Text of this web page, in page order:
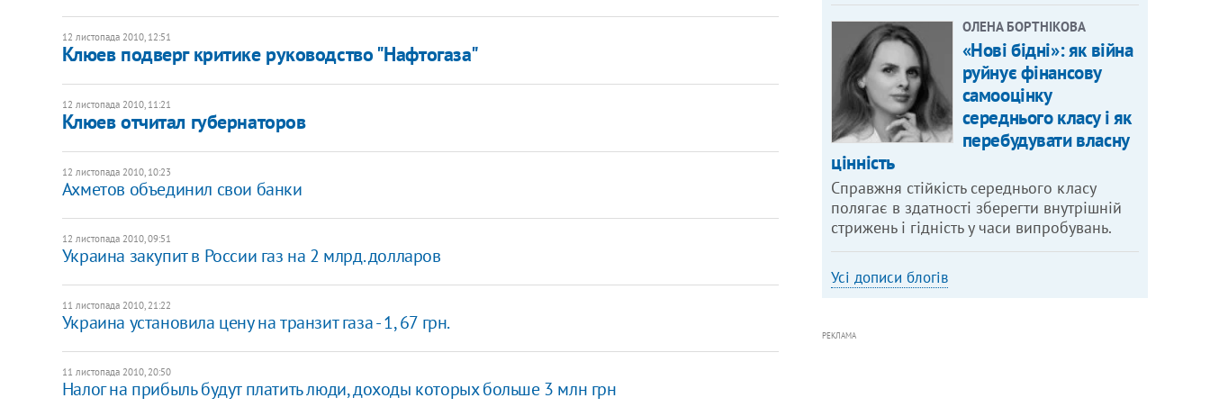
12 листопада 2010, 12:51
Клюев подверг критике руководство "Нафтогаза"
12 листопада 2010, 11:21
Клюев отчитал губернаторов
12 листопада 2010, 10:23
Ахметов объединил свои банки
12 листопада 2010, 09:51
Украина закупит в России газ на 2 млрд. долларов
11 листопада 2010, 21:22
Украина установила цену на транзит газа - 1, 67 грн.
11 листопада 2010, 20:50
Налог на прибыль будут платить люди, доходы которых больше 3 млн грн
ОЛЕНА БОРТНІКОВА
«Нові бідні»: як війна
руйнує фінансову
самооцінку
середнього класу і як
перебудувати власну
цінність
Справжня стійкість середнього класу
полягає в здатності зберегти внутрішній
стрижень і гідність у часи випробувань.
Усі дописи блогів
РЕКЛАМА